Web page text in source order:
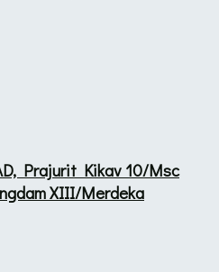
Prajurit Kikav 10/Msc
XIII/Merdeka